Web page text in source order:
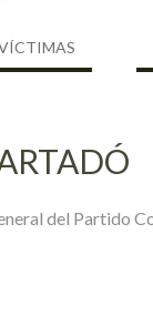
del Partido